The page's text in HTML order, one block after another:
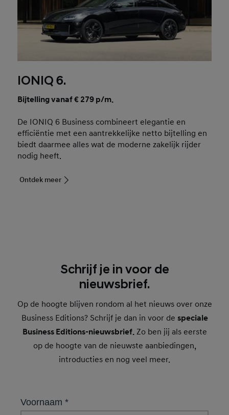
IONIQ 6.
Bijtelling vanaf € 279 p/m.
De IONIQ 6 Business combineert elegantie en
efficiëntie met een aantrekkelijke netto bijtelling en
biedt daarmee alles wat de moderne zakelijk rijder
nodig heeft.
Ontdek meer
Schrijf je in voor de
nieuwsbrief.
Op de hoogte blijven rondom al het nieuws over onze
Business Editions? Schrijf je dan in voor de speciale
Business Editions-nieuwsbrief.Zo ben jij als eerste
op de hoogte van de nieuwste aanbiedingen,
introducties en nog veel meer.